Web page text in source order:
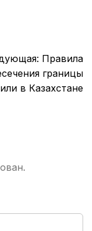
Правила
границы
в Казахстане